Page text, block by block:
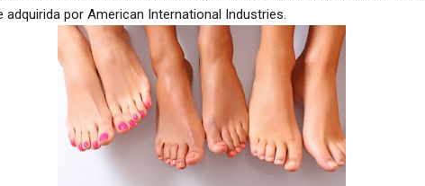
adquirida por American International Industries.